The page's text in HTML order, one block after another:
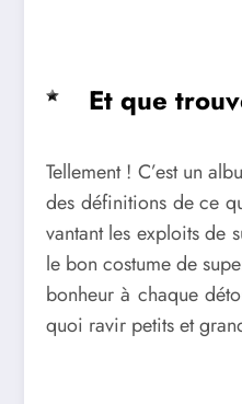
Et que
Tellement ! C’est un
des définitions de ce
vantant les exploits de
le bon costume de
bonheur à chaque
quoi ravir petits et